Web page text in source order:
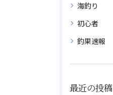
海釣り
初心者
釣果速報
最近の投稿